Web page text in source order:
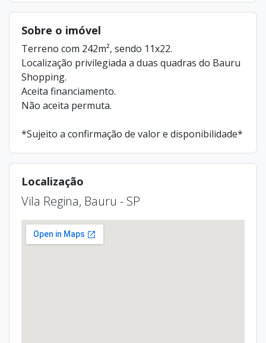
Sobre o imóvel
Terreno com 242m², sendo 11x22.
Localização privilegiada a duas quadras do Bauru
Shopping.
Aceita financiamento.
Não aceita permuta.
*Sujeito a confirmação de valor e disponibilidade*
Localização
Vila Regina, Bauru - SP